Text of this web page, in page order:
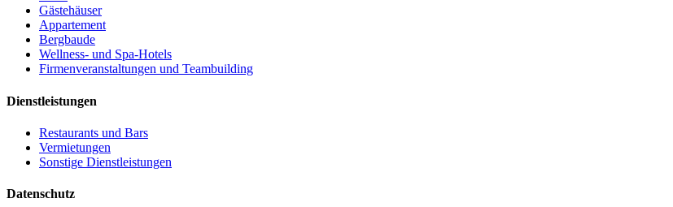
Gästehäuser
Appartement
Bergbaude
Wellness- und Spa-Hotels
Firmenveranstaltungen und Teambuilding
Dienstleistungen
Restaurants und Bars
Vermietungen
Sonstige Dienstleistungen
Datenschutz